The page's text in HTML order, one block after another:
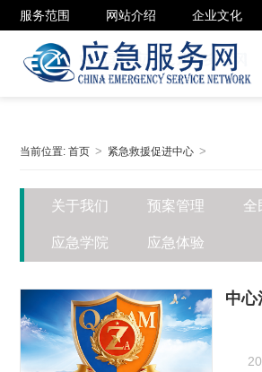
服务范围 网站介绍 企业文化
当前位置: 首页 紧急救援促进中心
关于我们 预案管理 全
应急学院 应急体验
中心